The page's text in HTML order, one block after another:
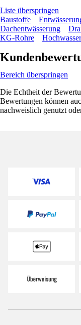
Liste überspringen
Baustoffe
Dachentwässerung
KG-Rohre
Bereich überspringen
Die Echtheit der
Bewertungen können
nachweislich genutzt